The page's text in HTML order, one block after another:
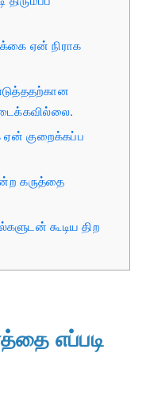
ஏன் நிராக
ஏன் குறைக்கப்ப
கருத்தை
கூடிய திற
எப்படி